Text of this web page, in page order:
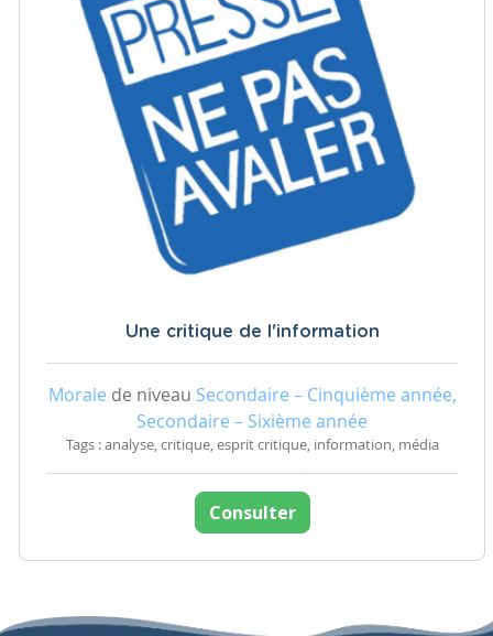
Une critique de l'information
Morale de niveau Secondaire – Cinquième année,
Secondaire – Sixième année
Tags : analyse, critique, esprit critique, information, média
Consulter